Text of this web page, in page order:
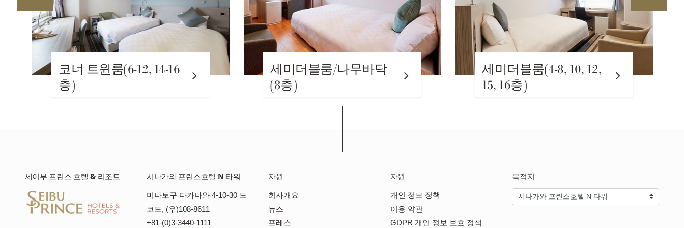
트윈룸(6-12, 14-16
세미더블룸/나무바닥
세미더블룸(4-8, 10, 12,
라지트윈룸
세이부 프린스 호텔 & 리조트 시나가와 프린스호텔 N 타워
미나토구 다카나와 4-10-30 도
쿄도, (우)108-8611
+81-(0)3-3440-1111
자원
회사개요
뉴스
프레스
자원
개인 정보 정책
이용 약관
GDPR 개인 정보 보호 정책
목적지